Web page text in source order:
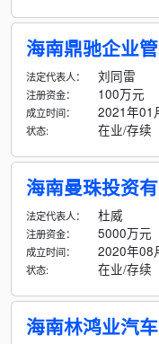
海南鼎驰企业
法定代表人： 刘同雷
注册资金： 100万元
成立时间： 2021年01
状态: 在业/存续
海南曼珠投资
法定代表人： 杜威
注册资金： 5000万元
成立时间： 2020年08
状态: 在业/存续
海南林鸿业汽